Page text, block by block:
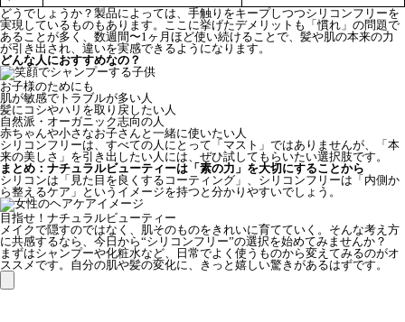
どうでしょうか？製品によっては、手触りをキープしつつシリコンフリーを
実現しているものもあります。ここに挙げたデメリットも「慣れ」の問題で
あることが多く、数週間〜1ヶ月ほど使い続けることで、髪や肌の本来の力
が引き出され、違いを実感できるようになります。
どんな人におすすめなの？
お子様のためにも
肌が敏感でトラブルが多い人
髪にコシやハリを取り戻したい人
自然派・オーガニック志向の人
赤ちゃんや小さなお子さんと一緒に使いたい人
シリコンフリーは、すべての人にとって「マスト」ではありませんが、「本
来の美しさ」を引き出したい人には、ぜひ試してもらいたい選択肢です。
まとめ：ナチュラルビューティーは「素の力」を大切にすることから
シリコンは「見た目を良くするコーティング」、シリコンフリーは「内側か
ら整えるケア」というイメージを持つと分かりやすいでしょう。
目指せ！ナチュラルビューティー
メイクで隠すのではなく、肌そのものをきれいに育てていく。そんな考え方
に共感するなら、今日から“シリコンフリー”の選択を始めてみませんか？
まずはシャンプーや化粧水など、日常でよく使うものから変えてみるのがオ
ススメです。自分の肌や髪の変化に、きっと嬉しい驚きがあるはずです。